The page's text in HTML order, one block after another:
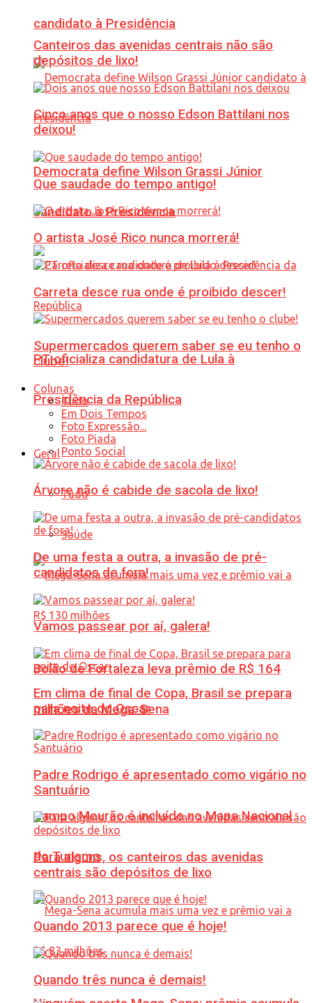
candidato à Presidência
Democrata define Wilson Grassi Júnior
candidato à Presidência
PT oficializa candidatura de Lula à
Presidência da República
Geral
Tudo
Saúde
Bolão de Fortaleza leva prêmio de R$ 164
milhões da Mega-Sena
Campo Mourão é incluído no Mapa Nacional
do Turismo
Canteiros das avenidas centrais não são
depósitos de lixo!
Cinco anos que o nosso Edson Battilani nos
deixou!
Que saudade do tempo antigo!
O artista José Rico nunca morrerá!
Carreta desce rua onde é proibido descer!
Supermercados querem saber se eu tenho o
clube!
Colunas
Tudo
Em Dois Tempos
Foto Expressão...
Foto Piada
Ponto Social
Árvore não é cabide de sacola de lixo!
De uma festa a outra, a invasão de pré-
candidatos de fora!
Vamos passear por aí, galera!
Em clima de final de Copa, Brasil se prepara
para noite do Oscar
Padre Rodrigo é apresentado como vigário no
Santuário
Para alguns, os canteiros das avenidas
centrais são depósitos de lixo
Quando 2013 parece que é hoje!
Quando três nunca é demais!